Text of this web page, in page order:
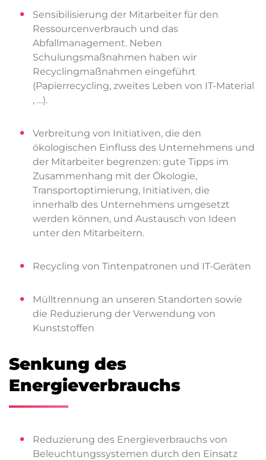
Sensibilisierung der Mitarbeiter für den
Ressourcenverbrauch und das
Abfallmanagement. Neben
Schulungsmaßnahmen haben wir
Recyclingmaßnahmen eingeführt
(Papierrecycling, zweites Leben von IT-Material
, …).
Verbreitung von Initiativen, die den
ökologischen Einfluss des Unternehmens und
der Mitarbeiter begrenzen: gute Tipps im
Zusammenhang mit der Ökologie,
Transportoptimierung, Initiativen, die
innerhalb des Unternehmens umgesetzt
werden können, und Austausch von Ideen
unter den Mitarbeitern.
Recycling von Tintenpatronen und IT-Geräten
Mülltrennung an unseren Standorten sowie
die Reduzierung der Verwendung von
Kunststoffen
Senkung des
Energieverbrauchs
Reduzierung des Energieverbrauchs von
Beleuchtungssystemen durch den Einsatz